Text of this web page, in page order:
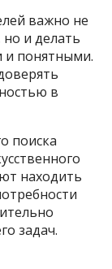
важно не
и делать
и понятными.
в
поиска
находить
задач.